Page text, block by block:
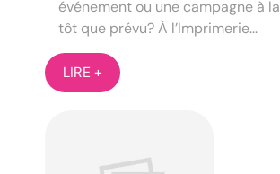
événement ou une campagne à
tôt que prévu? À l’Imprimerie...
LIRE +